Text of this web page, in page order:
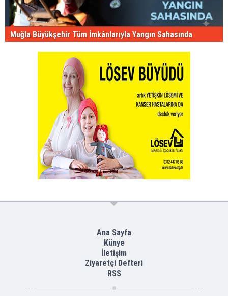
Muğla Büyükşehir Tüm İmkânlarıyla Yangın Sahasında
Ana Sayfa
Künye
İletişim
Ziyaretçi Defteri
RSS